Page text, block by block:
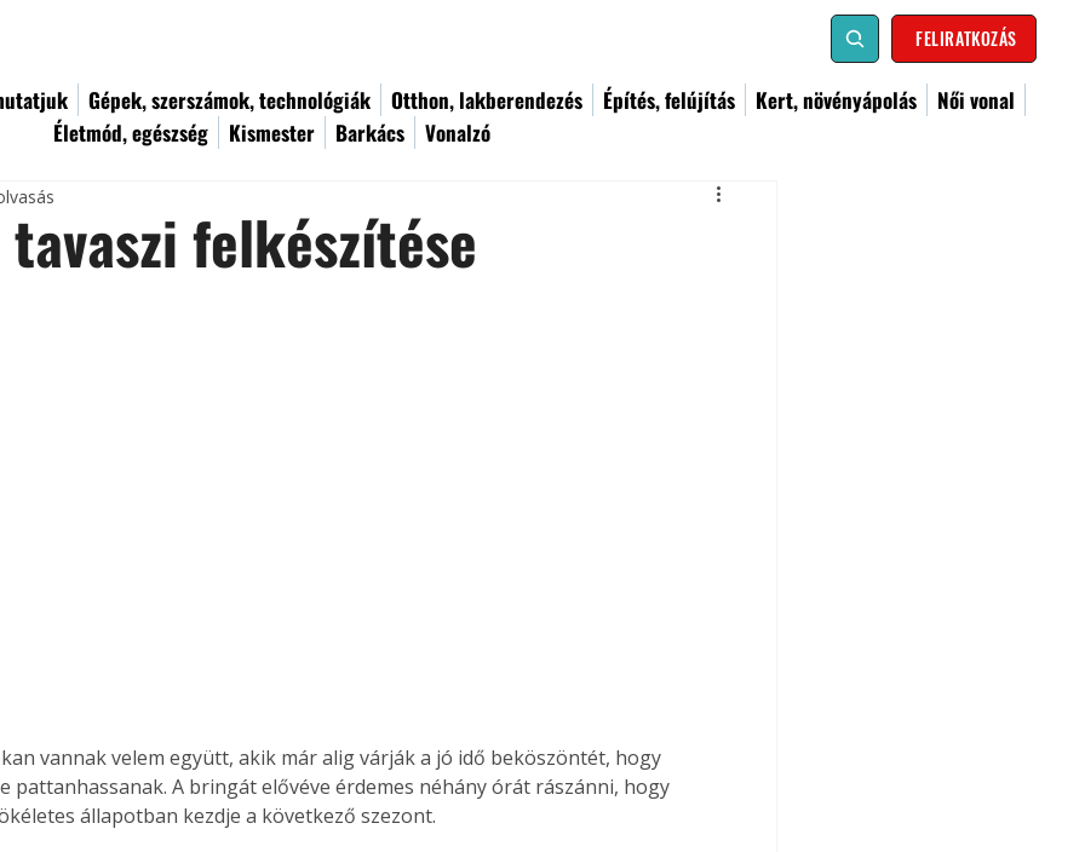
FELIRATKOZÁS
Gépek, szerszámok, technológiák Otthon, lakberendezés Építés, felújítás Kert, növényápolás
Női vonal
Életmód, egészség
Kismester Barkács Vonalzó
felkészítése
vannak velem együtt, akik már alig várják a jó idő beköszöntét, hogy
pattanhassanak. A bringát elővéve érdemes néhány órát rászánni, hogy
állapotban kezdje a következő szezont.